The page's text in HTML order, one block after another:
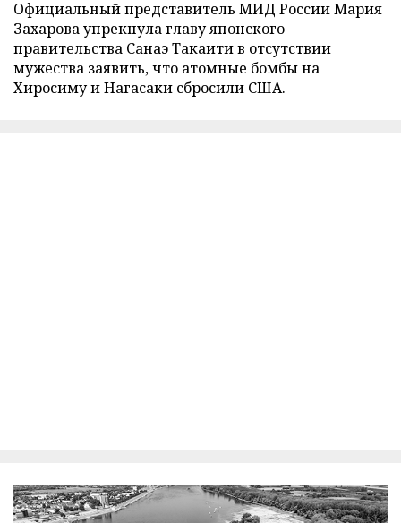
Официальный представитель МИД России Мария
Захарова упрекнула главу японского
правительства Санаэ Такаити в отсутствии
мужества заявить, что атомные бомбы на
Хиросиму и Нагасаки сбросили США.